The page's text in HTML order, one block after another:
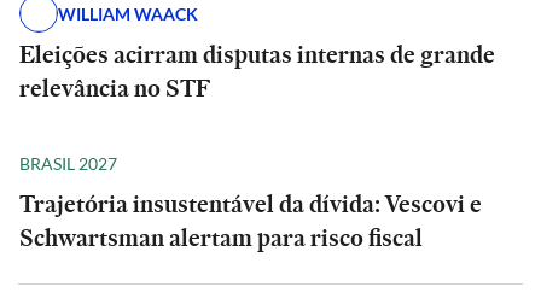
WILLIAM WAACK
Eleições acirram disputas internas de grande
relevância no STF
BRASIL 2027
Trajetória insustentável da dívida: Vescovi e
Schwartsman alertam para risco fiscal